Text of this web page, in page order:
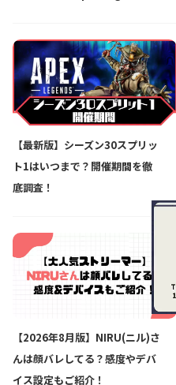
【最新版】シーズン30スプリッ
ト1はいつまで？開催期間を徹
底調査！
【2026年8月版】NIRU(ニル)さ
んは顔バレしてる？感度やデバ
イス設定もご紹介！